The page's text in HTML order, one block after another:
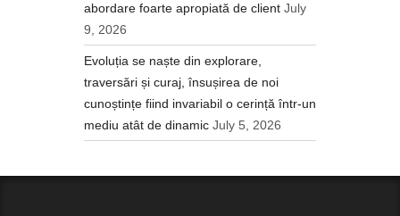
abordare foarte apropiată de client July
9, 2026
Evoluția se naște din explorare,
traversări și curaj, însușirea de noi
cunoștințe fiind invariabil o cerință într-un
mediu atât de dinamic July 5, 2026